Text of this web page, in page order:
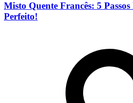
Misto Quente Francês: 5
Perfeito!